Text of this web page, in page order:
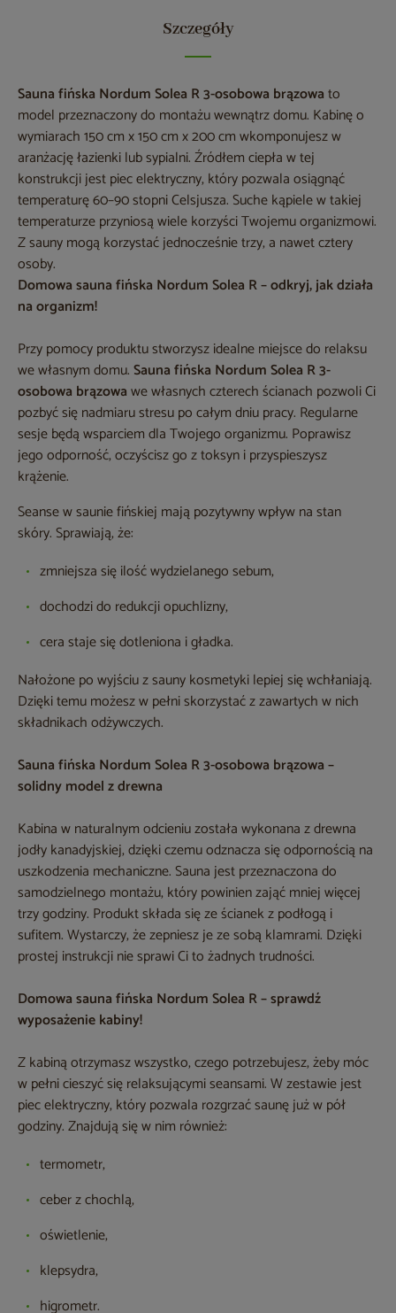
Szczegóły
Sauna fińska Nordum Solea R 3-osobowa brązowato
model przeznaczony do montażu wewnątrz domu. Kabinę o
wymiarach 150 cm x 150 cm x 200 cm wkomponujesz w
aranżację łazienki lub sypialni. Źródłem ciepła w tej
konstrukcji jest piec elektryczny, który pozwala osiągnąć
temperaturę 60–90 stopni Celsjusza. Suche kąpiele w takiej
temperaturze przyniosą wiele korzyści Twojemu organizmowi.
Z sauny mogą korzystać jednocześnie trzy, a nawet cztery
osoby.
Domowa sauna fińska Nordum Solea R – odkryj, jak działa
na organizm!
Przy pomocy produktu stworzysz idealne miejsce do relaksu
we własnym domu.Sauna fińska Nordum Solea R 3-
osobowa brązowawe własnych czterech ścianach pozwoli Ci
pozbyć się nadmiaru stresu po całym dniu pracy. Regularne
sesje będą wsparciem dla Twojego organizmu. Poprawisz
jego odporność, oczyścisz go z toksyn i przyspieszysz
krążenie.
Seanse w saunie fińskiej mają pozytywny wpływ na stan
skóry. Sprawiają, że:
zmniejsza się ilość wydzielanego sebum,
dochodzi do redukcji opuchlizny,
cera staje się dotleniona i gładka.
Nałożone po wyjściu z sauny kosmetyki lepiej się wchłaniają.
Dzięki temu możesz w pełni skorzystać z zawartych w nich
składnikach odżywczych.
Sauna fińska Nordum Solea R 3-osobowa brązowa –
solidny model z drewna
Kabina w naturalnym odcieniu została wykonana z drewna
jodły kanadyjskiej, dzięki czemu odznacza się odpornością na
uszkodzenia mechaniczne. Sauna jest przeznaczona do
samodzielnego montażu, który powinien zająć mniej więcej
trzy godziny. Produkt składa się ze ścianek z podłogą i
sufitem. Wystarczy, że zepniesz je ze sobą klamrami. Dzięki
prostej instrukcji nie sprawi Ci to żadnych trudności.
Domowa sauna fińska Nordum Solea R – sprawdź
wyposażenie kabiny!
Z kabiną otrzymasz wszystko, czego potrzebujesz, żeby móc
w pełni cieszyć się relaksującymi seansami. W zestawie jest
piec elektryczny, który pozwala rozgrzać saunę już w pół
godziny. Znajdują się w nim również:
termometr,
ceber z chochlą,
oświetlenie,
klepsydra,
higrometr.